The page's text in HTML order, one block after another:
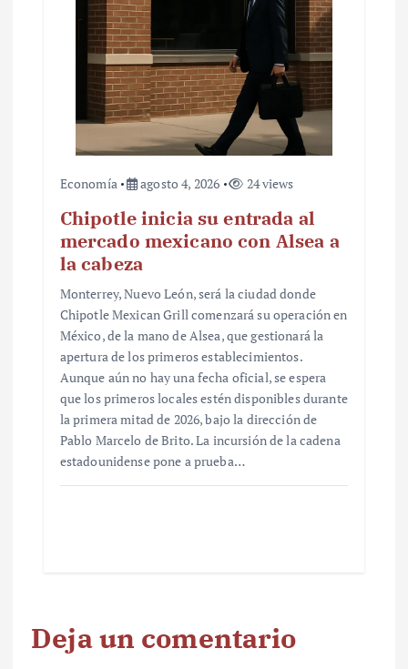
Economía agosto 4, 2026 24 views
Chipotle inicia su entrada al
mercado mexicano con Alsea a
la cabeza
Monterrey, Nuevo León, será la ciudad donde
Chipotle Mexican Grill comenzará su operación en
México, de la mano de Alsea, que gestionará la
apertura de los primeros establecimientos.
Aunque aún no hay una fecha oficial, se espera
que los primeros locales estén disponibles durante
la primera mitad de 2026, bajo la dirección de
Pablo Marcelo de Brito. La incursión de la cadena
estadounidense pone a prueba…
Deja un comentario